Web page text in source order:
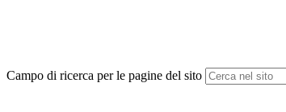
Campo di ricerca per le pagine del sito